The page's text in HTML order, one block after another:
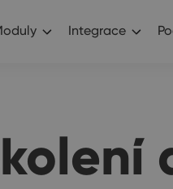
Integrace